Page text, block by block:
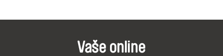
Vaše online